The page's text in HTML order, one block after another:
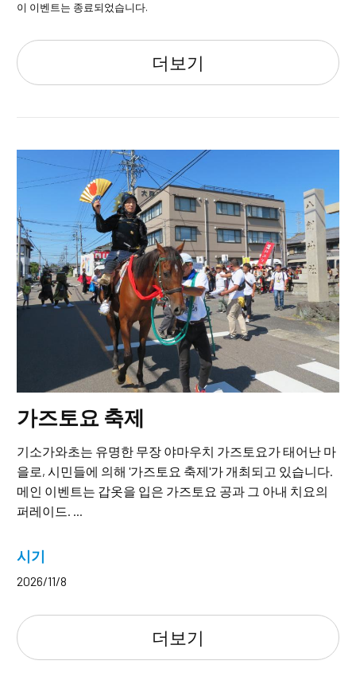
이 이벤트는 종료되었습니다.
더보기
가즈토요 축제
기소가와초는 유명한 무장 야마우치 가즈토요가 태어난 마
을로, 시민들에 의해 '가즈토요 축제'가 개최되고 있습니다.
메인 이벤트는 갑옷을 입은 가즈토요 공과 그 아내 치요의
퍼레이드. ...
시기
2026/11/8
더보기